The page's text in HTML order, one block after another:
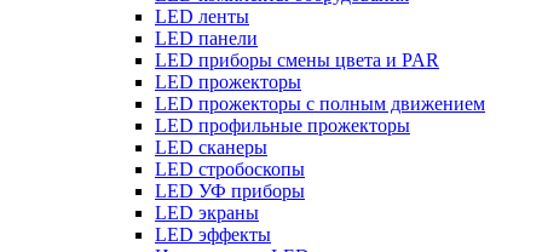
LED ленты
LED панели
LED приборы смены цвета и PAR
LED прожекторы
LED прожекторы с полным движением
LED профильные прожекторы
LED сканеры
LED стробоскопы
LED УФ приборы
LED экраны
LED эффекты